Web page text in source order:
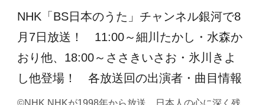
NHK「BS日本のうた」チャンネル銀河で8
月7日放送！ 11:00～細川たかし・水森か
おり他、18:00～ささきいさお・氷川きよ
し他登場！ 各放送回の出演者・曲目情報